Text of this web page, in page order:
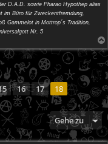
D.A.D. sowie Pharao Hypothep alias
im Büro für Zweckentfremdung,
Gammelot in Mottrop´s Tradition,
Nr. 5
16 17 18
Gehe zu